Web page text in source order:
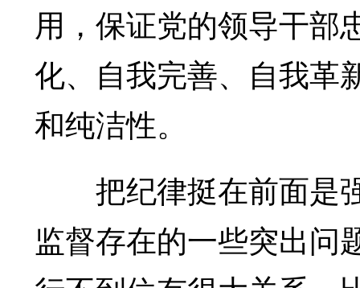
用，保证党的领导干部
化、自我完善、自我革
和纯洁性。
把纪律挺在前面是
监督存在的一些突出问